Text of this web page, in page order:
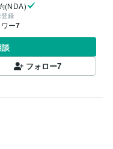
(NDA)
登録
ー7
フォロー7